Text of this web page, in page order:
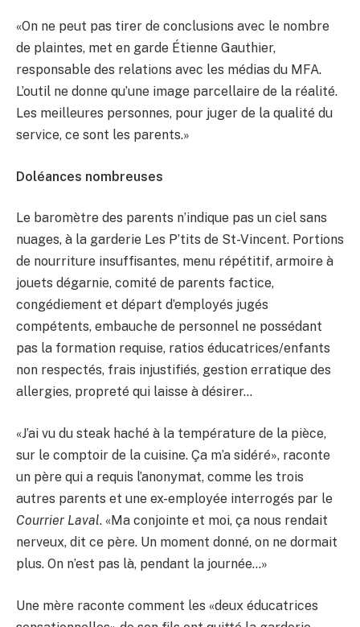
«On ne peut pas tirer de conclusions avec le nombre
de plaintes, met en garde Étienne Gauthier,
responsable des relations avec les médias du MFA.
L’outil ne donne qu’une image parcellaire de la réalité.
Les meilleures personnes, pour juger de la qualité du
service, ce sont les parents.»
Doléances nombreuses
Le baromètre des parents n’indique pas un ciel sans
nuages, à la garderie Les P’tits de St-Vincent. Portions
de nourriture insuffisantes, menu répétitif, armoire à
jouets dégarnie, comité de parents factice,
congédiement et départ d’employés jugés
compétents, embauche de personnel ne possédant
pas la formation requise, ratios éducatrices/enfants
non respectés, frais injustifiés, gestion erratique des
allergies, propreté qui laisse à désirer…
«J’ai vu du steak haché à la température de la pièce,
sur le comptoir de la cuisine. Ça m’a sidéré», raconte
un père qui a requis l’anonymat, comme les trois
autres parents et une ex-employée interrogés par le
Courrier Laval. «Ma conjointe et moi, ça nous rendait
nerveux, dit ce père. Un moment donné, on ne dormait
plus. On n’est pas là, pendant la journée…»
Une mère raconte comment les «deux éducatrices